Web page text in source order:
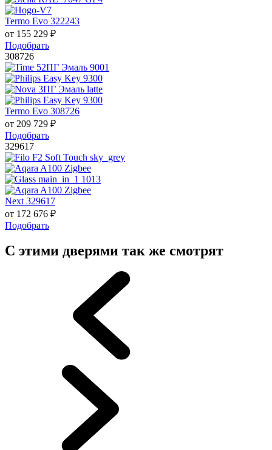
Termo Evo 322243
от 155 229 ₽
Подобрать
308726
Termo Evo 308726
от 209 729 ₽
Подобрать
329617
Next 329617
от 172 676 ₽
Подобрать
С этими дверями так же смотрят